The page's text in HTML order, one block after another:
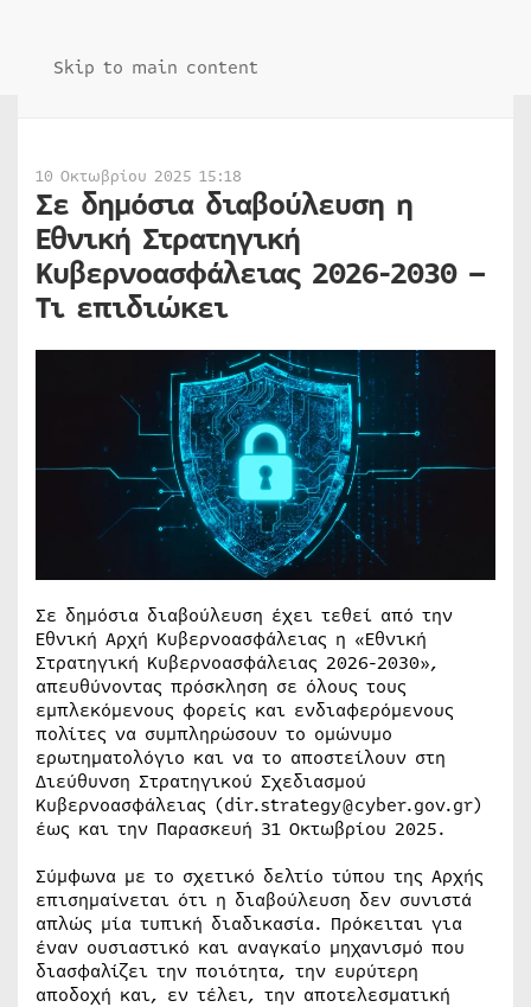
Skip to main content
10 Οκτωβρίου 2025 15:18
Σε δημόσια διαβούλευση η
Εθνική Στρατηγική
Κυβερνοασφάλειας 2026-2030 –
Τι επιδιώκει
Σε δημόσια διαβούλευση έχει τεθεί από την
Εθνική Αρχή Κυβερνοασφάλειας η «Εθνική
Στρατηγική Κυβερνοασφάλειας 2026-2030»,
απευθύνοντας πρόσκληση σε όλους τους
εμπλεκόμενους φορείς και ενδιαφερόμενους
πολίτες να συμπληρώσουν το ομώνυμο
ερωτηματολόγιο και να το αποστείλουν στη
Διεύθυνση Στρατηγικού Σχεδιασμού
Κυβερνοασφάλειας (dir.strategy@cyber.gov.gr)
έως και την Παρασκευή 31 Οκτωβρίου 2025.
Σύμφωνα με το σχετικό δελτίο τύπου της Αρχής
επισημαίνεται ότι η διαβούλευση δεν συνιστά
απλώς μία τυπική διαδικασία. Πρόκειται για
έναν ουσιαστικό και αναγκαίο μηχανισμό που
διασφαλίζει την ποιότητα, την ευρύτερη
αποδοχή και, εν τέλει, την αποτελεσματική